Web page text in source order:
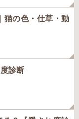
猫の色・仕草・動
診断